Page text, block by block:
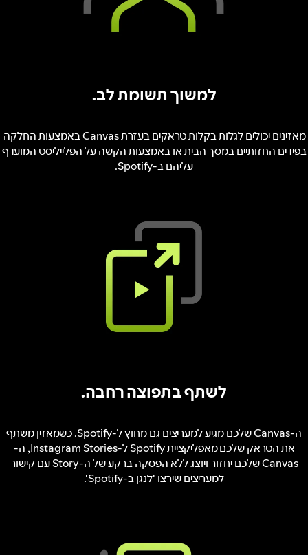
למשוך תשומת לב.
מאזינים יכולים לגלות בקלות טראקים בעזרת Canvas באמצעות החלקה
בפידים החזותיים במסך הבית או באמצעות הקשה על הפלייליסט המועדף
עליהם ב-Spotify.
לשתף בתפוצה רחבה.
ה-Canvas שלכם מגיע למעריצים גם מחוץ ל-Spotify. כשמאזין משתף
את הטראק שלכם מאפליקציית Spotify ל-Instagram Stories, ה-
Canvas שלכם יחזור ויוצג ללא הפסקה ברקע של ה-Story עם קישור
למעריצים שירצו 'לנגן ב-Spotify'.